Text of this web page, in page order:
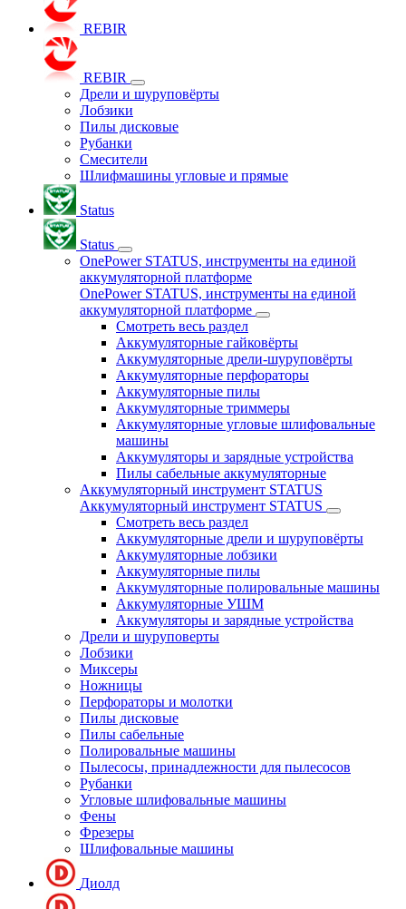
REBIR
REBIR
Дрели и шуруповёрты
Лобзики
Пилы дисковые
Рубанки
Смесители
Шлифмашины угловые и прямые
Status
Status
OnePower STATUS, инструменты на единой
аккумуляторной платформе
OnePower STATUS, инструменты на единой
аккумуляторной платформе
Смотреть весь раздел
Аккумуляторные гайковёрты
Аккумуляторные дрели-шуруповёрты
Аккумуляторные перфораторы
Аккумуляторные пилы
Аккумуляторные триммеры
Аккумуляторные угловые шлифовальные
машины
Аккумуляторы и зарядные устройства
Пилы сабельные аккумуляторные
Аккумуляторный инструмент STATUS
Аккумуляторный инструмент STATUS
Смотреть весь раздел
Аккумуляторные дрели и шуруповёрты
Аккумуляторные лобзики
Аккумуляторные пилы
Аккумуляторные полировальные машины
Аккумуляторные УШМ
Аккумуляторы и зарядные устройства
Дрели и шуруповерты
Лобзики
Миксеры
Ножницы
Перфораторы и молотки
Пилы дисковые
Пилы сабельные
Полировальные машины
Пылесосы, принадлежности для пылесосов
Рубанки
Угловые шлифовальные машины
Фены
Фрезеры
Шлифовальные машины
Диолд